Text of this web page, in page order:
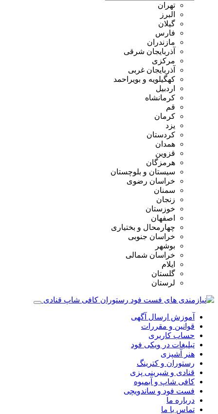
تهران
البرز
گیلان
فارس
مازندران
آذربایجان شرقی
مرکزی
آذربایجان غربی
کهگیلویه و بویراحمد
اردبیل
کرمانشاه
قم
کرمان
یزد
کردستان
همدان
قزوین
هرمزگان
سیستان و بلوچستان
خراسان رضوی
سمنان
زنجان
خوزستان
اصفهان
چهارمحال و بختیاری
خراسان جنوبی
بوشهر
خراسان شمالی
ایلام
گلستان
لرستان
آموزش ارسال آگهی
قوانین و مقررات
حساب کاربری
تبلیغات در ویکی فود
هنر آشپزی
رستوران و کترینگ
قنادی و شیرینی پزی
کافی شاپ و آبمیوه
فست فود و ساندویچی
درباره ما
تماس با ما